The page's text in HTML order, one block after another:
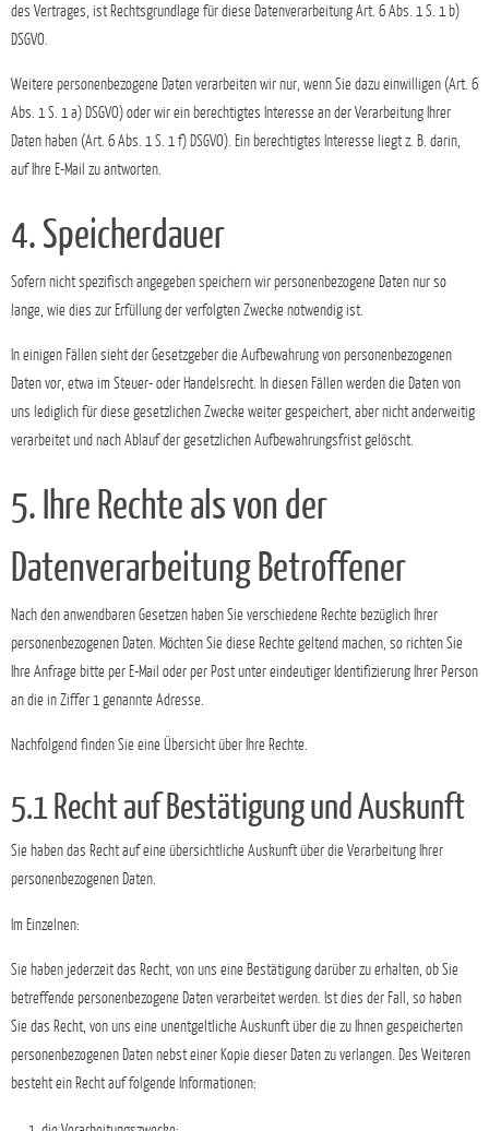
des Vertrages, ist Rechtsgrundlage für diese Datenverarbeitung Art. 6 Abs. 1 S. 1 b)
DSGVO.
Weitere personenbezogene Daten verarbeiten wir nur, wenn Sie dazu einwilligen (Art. 6
Abs. 1 S. 1 a) DSGVO) oder wir ein berechtigtes Interesse an der Verarbeitung Ihrer
Daten haben (Art. 6 Abs. 1 S. 1 f) DSGVO). Ein berechtigtes Interesse liegt z. B. darin,
auf Ihre E-Mail zu antworten.
4. Speicherdauer
Sofern nicht spezifisch angegeben speichern wir personenbezogene Daten nur so
lange, wie dies zur Erfüllung der verfolgten Zwecke notwendig ist.
In einigen Fällen sieht der Gesetzgeber die Aufbewahrung von personenbezogenen
Daten vor, etwa im Steuer- oder Handelsrecht. In diesen Fällen werden die Daten von
uns lediglich für diese gesetzlichen Zwecke weiter gespeichert, aber nicht anderweitig
verarbeitet und nach Ablauf der gesetzlichen Aufbewahrungsfrist gelöscht.
5. Ihre Rechte als von der
Datenverarbeitung Betroffener
Nach den anwendbaren Gesetzen haben Sie verschiedene Rechte bezüglich Ihrer
personenbezogenen Daten. Möchten Sie diese Rechte geltend machen, so richten Sie
Ihre Anfrage bitte per E-Mail oder per Post unter eindeutiger Identifizierung Ihrer Person
an die in Ziffer 1 genannte Adresse.
Nachfolgend finden Sie eine Übersicht über Ihre Rechte.
5.1 Recht auf Bestätigung und Auskunft
Sie haben das Recht auf eine übersichtliche Auskunft über die Verarbeitung Ihrer
personenbezogenen Daten.
Im Einzelnen:
Sie haben jederzeit das Recht, von uns eine Bestätigung darüber zu erhalten, ob Sie
betreffende personenbezogene Daten verarbeitet werden. Ist dies der Fall, so haben
Sie das Recht, von uns eine unentgeltliche Auskunft über die zu Ihnen gespeicherten
personenbezogenen Daten nebst einer Kopie dieser Daten zu verlangen. Des Weiteren
besteht ein Recht auf folgende Informationen: